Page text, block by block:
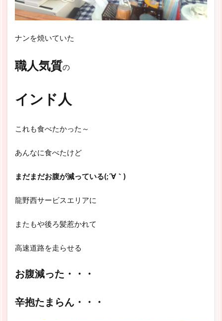
ナンを焼いていた
職人気質の
インド人
これも食べたかった～
あんなに食べたけど
まだまだお腹が減っている(;´∀｀)
龍野西サービスエリアに
またもや後ろ髪惹かれて
高速道路を走らせる
お腹減った・・・
辛抱たまらん・・・